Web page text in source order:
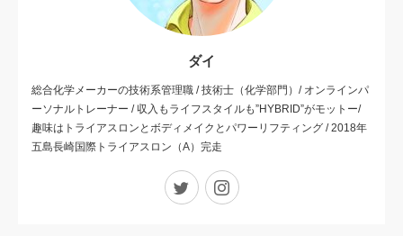
ダイ
総合化学メーカーの技術系管理職 / 技術士（化学部門）/ オンラインパ
ーソナルトレーナー / 収入もライフスタイルも”HYBRID”がモットー/
趣味はトライアスロンとボディメイクとパワーリフティング / 2018年
五島長崎国際トライアスロン（A）完走
Twitter Instagram